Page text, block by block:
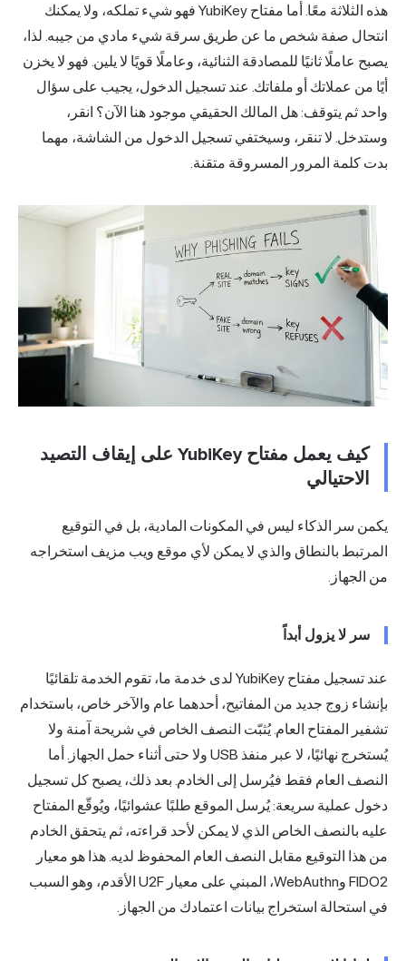
هذه الثلاثة معًا. أما مفتاح YubiKey فهو شيء تملكه، ولا يمكنك
انتحال صفة شخص ما عن طريق سرقة شيء مادي من جيبه. لذا،
يصبح عاملًا ثانيًا للمصادقة الثنائية، وعاملًا قويًا لا يلين. فهو لا يخزن
أيًا من عملاتك أو ملفاتك. عند تسجيل الدخول، يجيب على سؤال
واحد ثم يتوقف: هل المالك الحقيقي موجود هنا الآن؟ انقر،
وستدخل. لا تنقر، وسيختفي تسجيل الدخول من الشاشة، مهما
بدت كلمة المرور المسروقة متقنة.
كيف يعمل مفتاح YubiKey على إيقاف التصيد
الاحتيالي
يكمن سر الذكاء ليس في المكونات المادية، بل في التوقيع
المرتبط بالنطاق والذي لا يمكن لأي موقع ويب مزيف استخراجه
من الجهاز.
سر لا يزول أبداً
عند تسجيل مفتاح YubiKey لدى خدمة ما، تقوم الخدمة تلقائيًا
بإنشاء زوج جديد من المفاتيح، أحدهما عام والآخر خاص، باستخدام
تشفير المفتاح العام. يُثبّت النصف الخاص في شريحة آمنة ولا
يُستخرج نهائيًا، لا عبر منفذ USB ولا حتى أثناء حمل الجهاز. أما
النصف العام فقط فيُرسل إلى الخادم. بعد ذلك، يصبح كل تسجيل
دخول عملية سريعة: يُرسل الموقع طلبًا عشوائيًا، ويُوقّع المفتاح
عليه بالنصف الخاص الذي لا يمكن لأحد قراءته، ثم يتحقق الخادم
من هذا التوقيع مقابل النصف العام المحفوظ لديه. هذا هو معيار
FIDO2 وWebAuthn، المبني على معيار U2F الأقدم، وهو السبب
في استحالة استخراج بيانات اعتمادك من الجهاز.